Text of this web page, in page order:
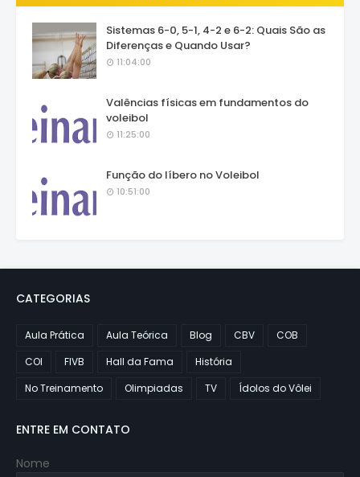
Sistemas 6-0, 5-1, 4-2 e 6-2: Quais São as
Diferenças e Quando Usar?
11:04:00
Valências físicas em fundamentos do
voleibol
11:25:00
Função do líbero no Voleibol
10:51:00
CATEGORIAS
Aula Prática Aula Teórica Blog CBV
COB
COI
FIVB Hall da Fama
História
No Treinamento
Olimpiadas TV Ídolos do Vôlei
ENTRE EM CONTATO
Nome